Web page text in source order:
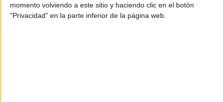
momento volviendo a este sitio y haciendo clic en el botón
"Privacidad" en la parte inferior de la página web.
Buscar